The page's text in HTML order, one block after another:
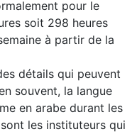
pour le
soit 298 heures
à partir de la
détails qui peuvent
souvent, la langue
en arabe durant les
les instituteurs qui